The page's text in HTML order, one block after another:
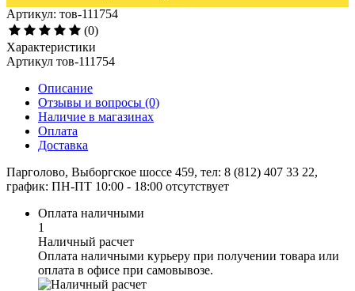
Артикул: тов-111754
(0)
Характеристики
Артикул тов-111754
Описание
Отзывы и вопросы (0)
Наличие в магазинах
Оплата
Доставка
Парголово, Выборгское шоссе 459, тел: 8 (812) 407 33 22,
график: ПН-ПТ 10:00 - 18:00 отсутствует
Оплата наличными
1
Наличный расчет
Оплата наличными курьеру при получении товара или
оплата в офисе при самовывозе.